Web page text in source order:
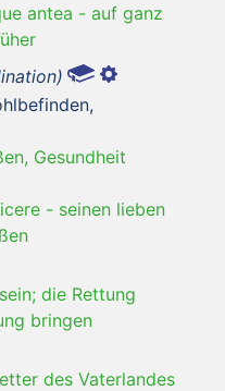
antea - auf ganz
Gesundheit
- seinen lieben
die Rettung
bringen
des Vaterlandes